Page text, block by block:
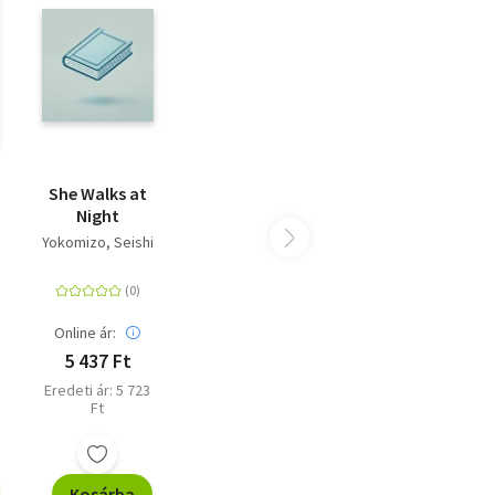
She Walks at
Night
Yokomizo, Seishi
Online ár:
5 437 Ft
Eredeti ár: 5 723
Ft